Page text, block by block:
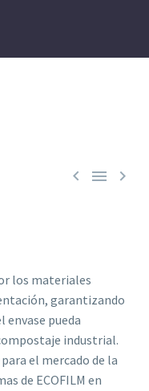
  
los materiales
garantizando
envase pueda
industrial.
el mercado de la
de ECOFILM en